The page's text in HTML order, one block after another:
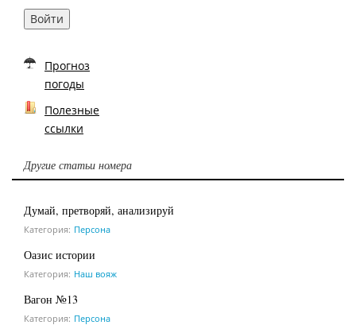
Войти
Прогноз
погоды
Полезные
ссылки
Другие статьи номера
Думай, претворяй, анализируй
Категория: Персона
Оазис истории
Категория: Наш вояж
Вагон №13
Категория: Персона